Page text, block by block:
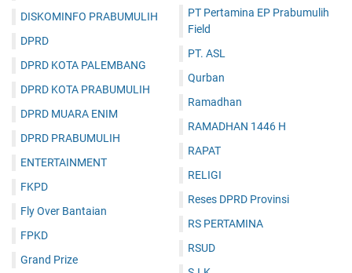
DISKOMINFO PRABUMULIH
DPRD
DPRD KOTA PALEMBANG
DPRD KOTA PRABUMULIH
DPRD MUARA ENIM
DPRD PRABUMULIH
ENTERTAINMENT
FKPD
Fly Over Bantaian
FPKD
Grand Prize
PT Pertamina EP Prabumulih
Field
PT. ASL
Qurban
Ramadhan
RAMADHAN 1446 H
RAPAT
RELIGI
Reses DPRD Provinsi
RS PERTAMINA
RSUD